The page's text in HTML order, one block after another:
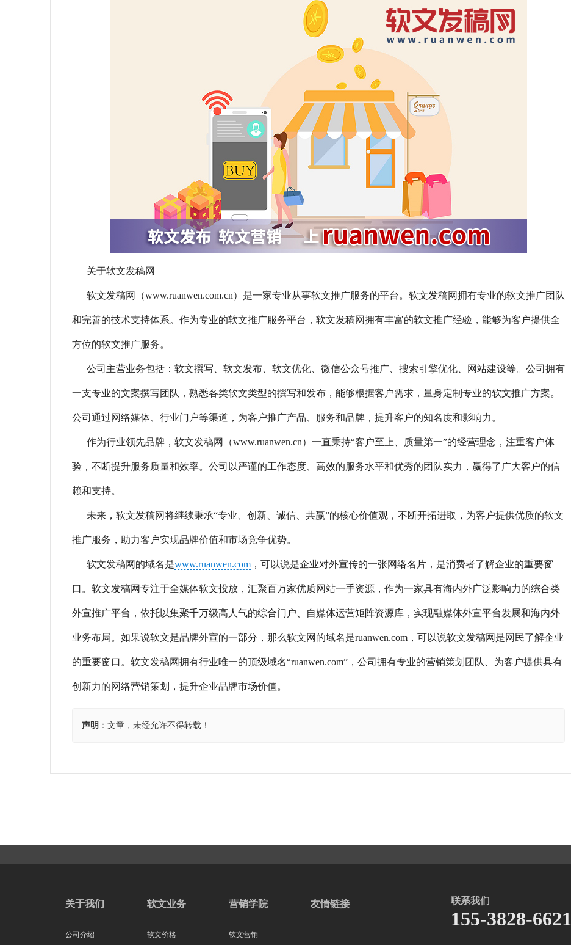
关于软文发稿网
软文发稿网（www.ruanwen.com.cn）是一家专业从事软文推广服务的平台。软文发稿网拥有专业的软文推广团队
和完善的技术支持体系。作为专业的软文推广服务平台，软文发稿网拥有丰富的软文推广经验，能够为客户提供全
方位的软文推广服务。
公司主营业务包括：软文撰写、软文发布、软文优化、微信公众号推广、搜索引擎优化、网站建设等。公司拥有
一支专业的文案撰写团队，熟悉各类软文类型的撰写和发布，能够根据客户需求，量身定制专业的软文推广方案。
公司通过网络媒体、行业门户等渠道，为客户推广产品、服务和品牌，提升客户的知名度和影响力。
作为行业领先品牌，软文发稿网（www.ruanwen.cn）一直秉持“客户至上、质量第一”的经营理念，注重客户体
验，不断提升服务质量和效率。公司以严谨的工作态度、高效的服务水平和优秀的团队实力，赢得了广大客户的信
赖和支持。
未来，软文发稿网将继续秉承“专业、创新、诚信、共赢”的核心价值观，不断开拓进取，为客户提供优质的软文
推广服务，助力客户实现品牌价值和市场竞争优势。
软文发稿网的域名是www.ruanwen.com ，可以说是企业对外宣传的一张网络名片，是消费者了解企业的重要窗
口。软文发稿网专注于全媒体软文投放，汇聚百万家优质网站一手资源，作为一家具有海内外广泛影响力的综合类
外宣推广平台，依托以集聚千万级高人气的综合门户、自媒体运营矩阵资源库，实现融媒体外宣平台发展和海内外
业务布局。如果说软文是品牌外宣的一部分，那么软文网的域名是ruanwen.com，可以说软文发稿网是网民了解企业
的重要窗口。软文发稿网拥有行业唯一的顶级域名“ruanwen.com”，公司拥有专业的营销策划团队、为客户提供具有
创新力的网络营销策划，提升企业品牌市场价值。
声明 ：文章，未经允许不得转载！
关于我们
公司介绍
软文业务
软文价格
营销学院
软文营销
友情链接 联系我们
155-3828-6621